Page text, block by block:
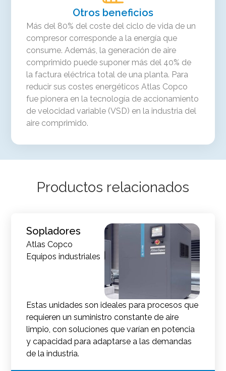
Otros beneficios
Más del 80% del coste del ciclo de vida de un
compresor corresponde a la energía que
consume. Además, la generación de aire
comprimido puede suponer más del 40% de
la factura eléctrica total de una planta. Para
reducir sus costes energéticos Atlas Copco
fue pionera en la tecnología de accionamiento
de velocidad variable (VSD) en la industria del
aire comprimido.
Productos relacionados
Sopladores
Atlas Copco
Equipos industriales
Estas unidades son ideales para procesos que
requieren un suministro constante de aire
limpio, con soluciones que varían en potencia
y capacidad para adaptarse a las demandas
de la industria.